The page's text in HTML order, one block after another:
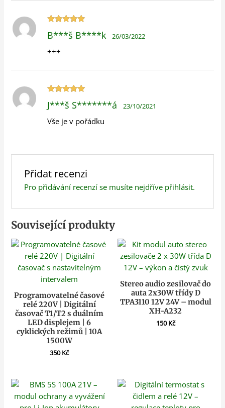
5z 5
B***š B****k 26/03/2022
+++
5z 5
J***š S*******á 23/10/2021
Vše je v pořádku
Přidat recenzi
Pro přidávání recenzí se musíte nejdříve přihlásit.
Související produkty
Programovatelné časové
relé 220V | Digitální
časovač T1/T2 s duálním
LED displejem | 6
cyklických režimů | 10A
1500W
350Kč
Stereo audio zesilovač do
auta 2x30W třídy D
TPA3110 12V 24V – modul
XH-A232
150Kč